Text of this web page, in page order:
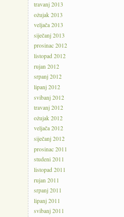
travanj 2013
ožujak 2013
veljača 2013
siječanj 2013
prosinac 2012
listopad 2012
rujan 2012
srpanj 2012
lipanj 2012
svibanj 2012
travanj 2012
ožujak 2012
veljača 2012
siječanj 2012
prosinac 2011
studeni 2011
listopad 2011
rujan 2011
srpanj 2011
lipanj 2011
svibanj 2011